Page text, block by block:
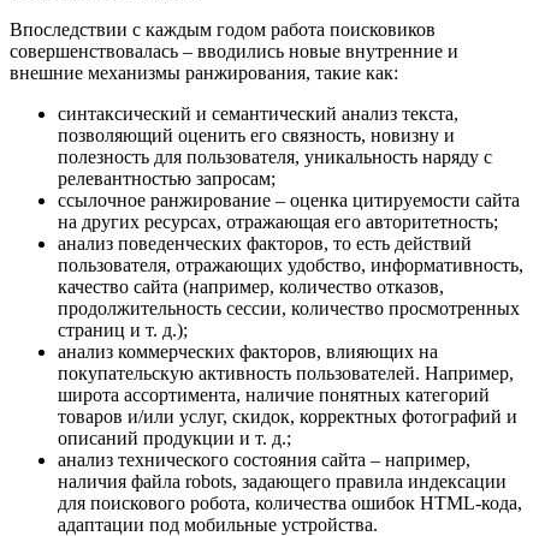
Впоследствии с каждым годом работа поисковиков
совершенствовалась – вводились новые внутренние и
внешние механизмы ранжирования, такие как:
синтаксический и семантический анализ текста,
позволяющий оценить его связность, новизну и
полезность для пользователя, уникальность наряду с
релевантностью запросам;
ссылочное ранжирование – оценка цитируемости сайта
на других ресурсах, отражающая его авторитетность;
анализ поведенческих факторов, то есть действий
пользователя, отражающих удобство, информативность,
качество сайта (например, количество отказов,
продолжительность сессии, количество просмотренных
страниц и т. д.);
анализ коммерческих факторов, влияющих на
покупательскую активность пользователей. Например,
широта ассортимента, наличие понятных категорий
товаров и/или услуг, скидок, корректных фотографий и
описаний продукции и т. д.;
анализ технического состояния сайта – например,
наличия файла robots, задающего правила индексации
для поискового робота, количества ошибок HTML-кода,
адаптации под мобильные устройства.